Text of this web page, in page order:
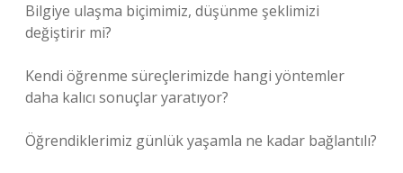
Bilgiye ulaşma biçimimiz, düşünme şeklimizi
değiştirir mi?
Kendi öğrenme süreçlerimizde hangi yöntemler
daha kalıcı sonuçlar yaratıyor?
Öğrendiklerimiz günlük yaşamla ne kadar bağlantılı?